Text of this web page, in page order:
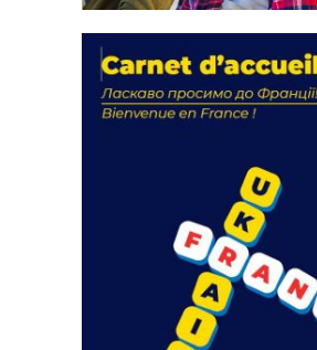
actions
18 septembre 2023
FEUILLETER